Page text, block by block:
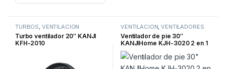
TURBOS, VENTILACION
Turbo ventilador 20″ KANJI
KFH-2010
VENTILACION,VENTILADORES
de PIE
Ventilador de pie 30″
KANJIHome KJH-3020 2 en 1